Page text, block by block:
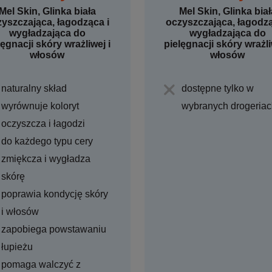
Skin, Glinka biała
łagodząca i
wygładzająca do
skóry wrażliwej i
włosów
naturalny skład
wyrównuje koloryt
oczyszcza i łagodzi
do każdego typu cery
zmiękcza i wygładza
skórę
poprawia kondycję skóry
i włosów
zapobiega powstawaniu
łupieżu
pomaga walczyć z
Mel Skin, Glinka
oczyszczająca,
wygładzająca do
pielęgnacji skóry
włosów
dostępne tylko w
wybranych